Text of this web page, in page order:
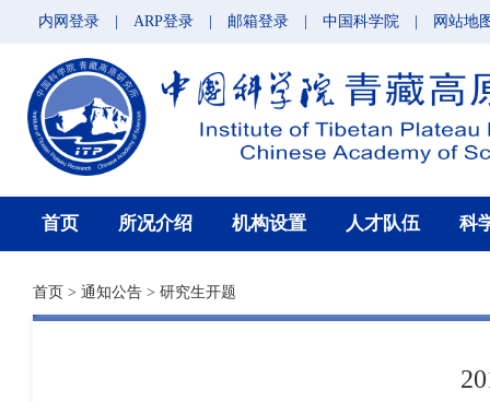
内网登录 ARP登录 邮箱登录 中国科学院 网站地
首页 所况介绍 机构设置 人才队伍 科
首页 > 通知公告 > 研究生开题